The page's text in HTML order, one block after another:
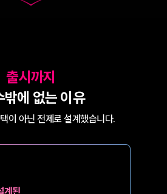
출시까지
밖에 없는 이유
이 아닌 전제로 설계했습니다.